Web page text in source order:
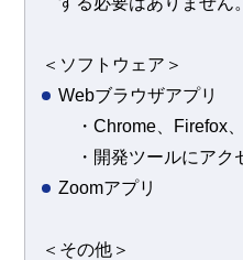
＜ソフトウェア＞
Webブラウザアプリ
・Chrome、Firefox、
・開発ツールにアク
Zoomアプリ
＜その他＞